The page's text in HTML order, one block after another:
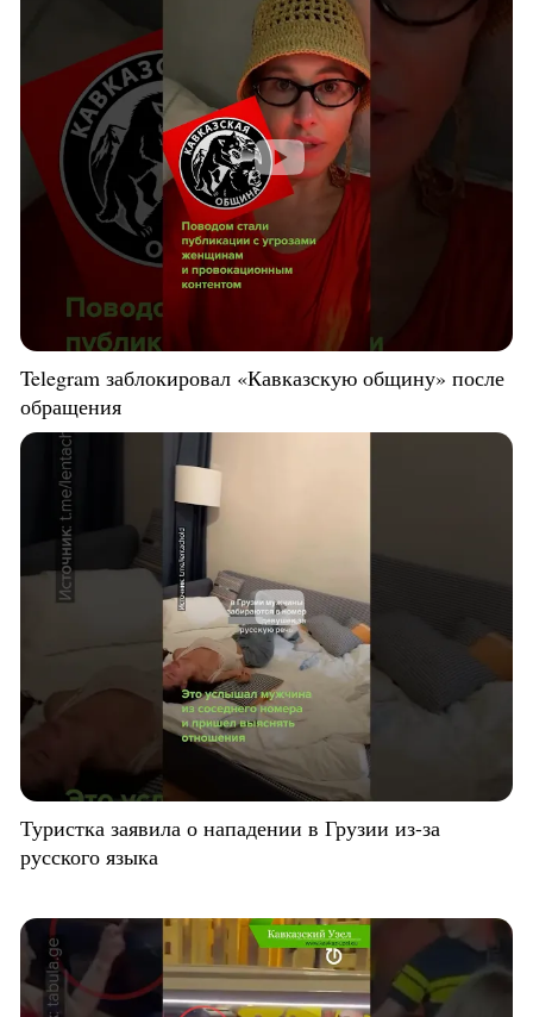
Telegram заблокировал «Кавказскую общину» после
обращения
Туристка заявила о нападении в Грузии из-за
русского языка